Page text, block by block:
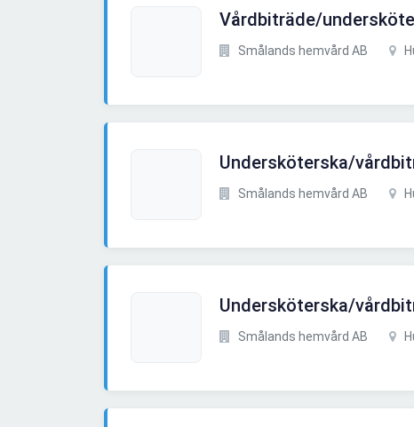
Vårdbiträde/
Smålands hemvård AB
Undersköterska/
Smålands hemvård AB
Undersköterska/
Smålands hemvård AB